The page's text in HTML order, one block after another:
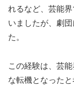
れるなど、芸能
いましたが、劇
た。
この経験は、芸
な転機となったと